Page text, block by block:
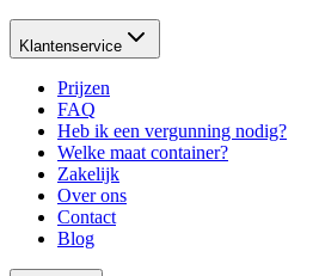
Klantenservice
Prijzen
FAQ
Heb ik een vergunning nodig?
Welke maat container?
Zakelijk
Over ons
Contact
Blog